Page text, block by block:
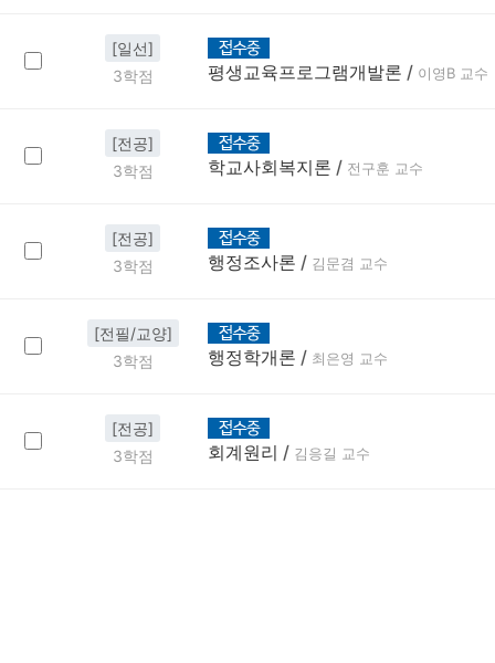
[일선]
3학점
평생교육프로그램개발론 / 이영B 교수
[전공]
3학점
학교사회복지론 / 전구훈 교수
[전공]
3학점
행정조사론 / 김문겸 교수
[전필/교양]
3학점
행정학개론 / 최은영 교수
[전공]
3학점
회계원리 / 김응길 교수